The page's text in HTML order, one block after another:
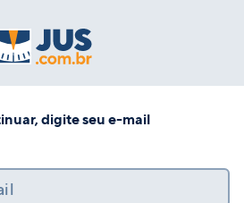
digite seu e-mail